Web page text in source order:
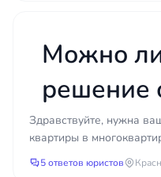
Можно
решение
собрания
Здравствуйте, нужна
квартиры в
Неделю назад узнал,
5 ответов юристов